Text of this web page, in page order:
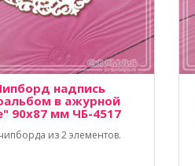
надпись
в ажурной
90х87 мм ЧБ-4517
из 2 элементов.